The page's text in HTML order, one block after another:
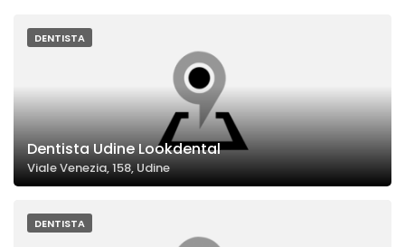
DENTISTA
Dentista Udine Lookdental
Viale Venezia, 158, Udine
DENTISTA